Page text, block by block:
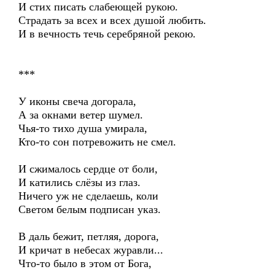
И стих писать слабеющей рукою.
Страдать за всех и всех душой любить.
И в вечность течь серебряной рекою.
***
У иконы свеча догорала,
А за окнами ветер шумел.
Чья-то тихо душа умирала,
Кто-то сон потревожить не смел.
И сжималось сердце от боли,
И катились слёзы из глаз.
Ничего уж не сделаешь, коли
Светом белым подписан указ.
В даль бежит, петляя, дорога,
И кричат в небесах журавли...
Что-то было в этом от Бога,